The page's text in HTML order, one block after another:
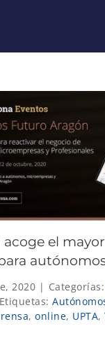
el
2020 | Categorías:
Etiquetas:
, online, UPTA,